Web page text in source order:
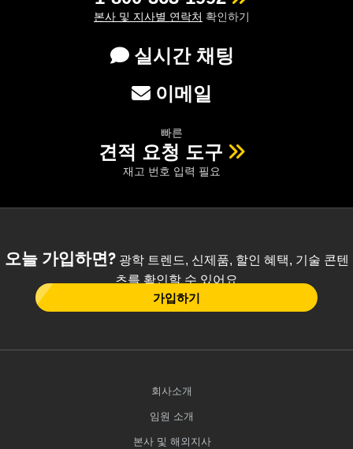
본사 및 지사별 연락처 확인하기
실시간 채팅
이메일
빠른
견적 요청 도구
재고 번호 입력 필요
오늘 가입하면?광학 트렌드, 신제품, 할인 혜택, 기술 콘텐
츠를 확인할 수 있어요
가입하기
회사소개
임원 소개
본사 및 해외지사